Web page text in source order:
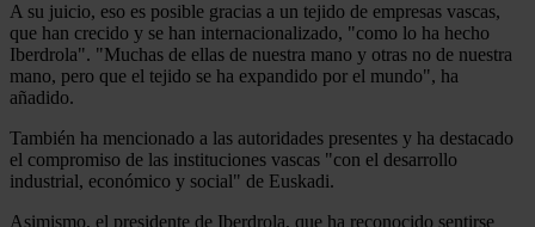
A su juicio, eso es posible gracias a un tejido de empresas vascas,
que han crecido y se han internacionalizado, "como lo ha hecho
Iberdrola". "Muchas de ellas de nuestra mano y otras no de nuestra
mano, pero que el tejido se ha expandido por el mundo", ha
añadido.
También ha mencionado a las autoridades presentes y ha destacado
el compromiso de las instituciones vascas "con el desarrollo
industrial, económico y social" de Euskadi.
Asimismo, el presidente de Iberdrola, que ha reconocido sentirse